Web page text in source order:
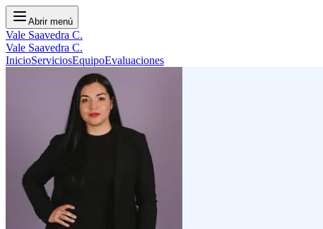
Abrir menú
Vale Saavedra C.
Vale Saavedra C.
InicioServiciosEquipoEvaluaciones